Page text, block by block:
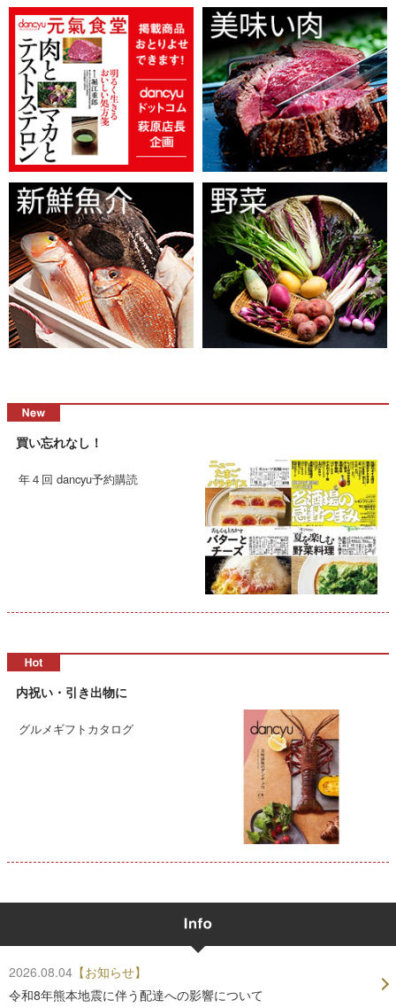
買い忘れなし！
年４回 dancyu予約購読
内祝い・引き出物に
グルメギフトカタログ
2026.08.04 【お知らせ】
令和8年熊本地震に伴う配達への影響について